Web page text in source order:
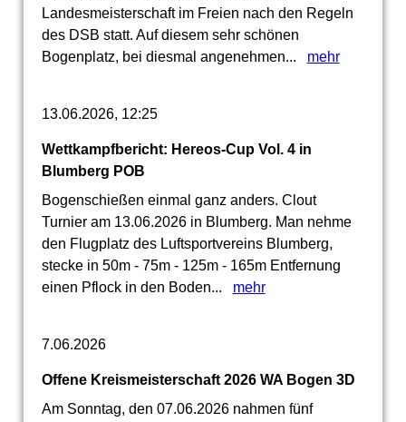
Landesmeisterschaft im Freien nach den Regeln
des DSB statt. Auf diesem sehr schönen
Bogenplatz, bei diesmal angenehmen... mehr
13.06.2026, 12:25
Wettkampfbericht: Hereos-Cup Vol. 4 in
Blumberg POB
Bogenschießen einmal ganz anders. Clout
Turnier am 13.06.2026 in Blumberg. Man nehme
den Flugplatz des Luftsportvereins Blumberg,
stecke in 50m - 75m - 125m - 165m Entfernung
einen Pflock in den Boden... mehr
7.06.2026
Offene Kreismeisterschaft 2026 WA Bogen 3D
Am Sonntag, den 07.06.2026 nahmen fünf